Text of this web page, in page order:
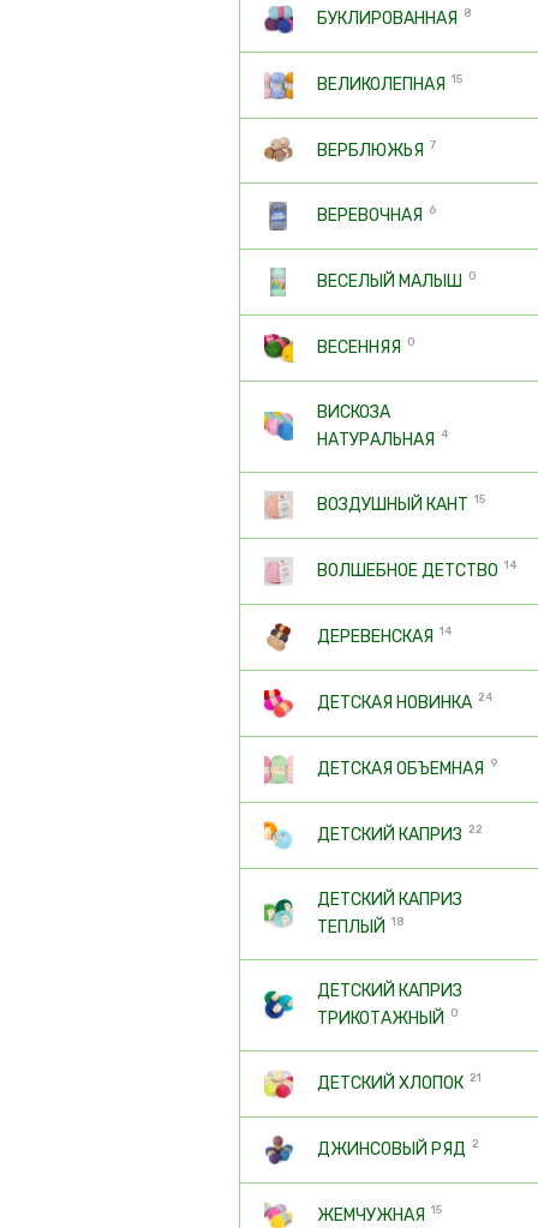
БУКЛИРОВАННАЯ 8
ВЕЛИКОЛЕПНАЯ 15
ВЕРБЛЮЖЬЯ 7
ВЕРЕВОЧНАЯ 6
ВЕСЕЛЫЙ МАЛЫШ 0
ВЕСЕННЯЯ 0
ВИСКОЗА
НАТУРАЛЬНАЯ
4
ВОЗДУШНЫЙ КАНТ 15
ВОЛШЕБНОЕ ДЕТСТВО 14
ДЕРЕВЕНСКАЯ 14
ДЕТСКАЯ НОВИНКА 24
ДЕТСКАЯ ОБЪЕМНАЯ 9
ДЕТСКИЙ КАПРИЗ 22
ДЕТСКИЙ КАПРИЗ
ТЕПЛЫЙ
18
ДЕТСКИЙ КАПРИЗ
ТРИКОТАЖНЫЙ
0
ДЕТСКИЙ ХЛОПОК 21
ДЖИНСОВЫЙ РЯД 2
ЖЕМЧУЖНАЯ 15